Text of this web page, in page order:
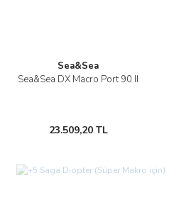
Sea&Sea
Sea&Sea DX Macro Port 90 II
23.509,20 TL